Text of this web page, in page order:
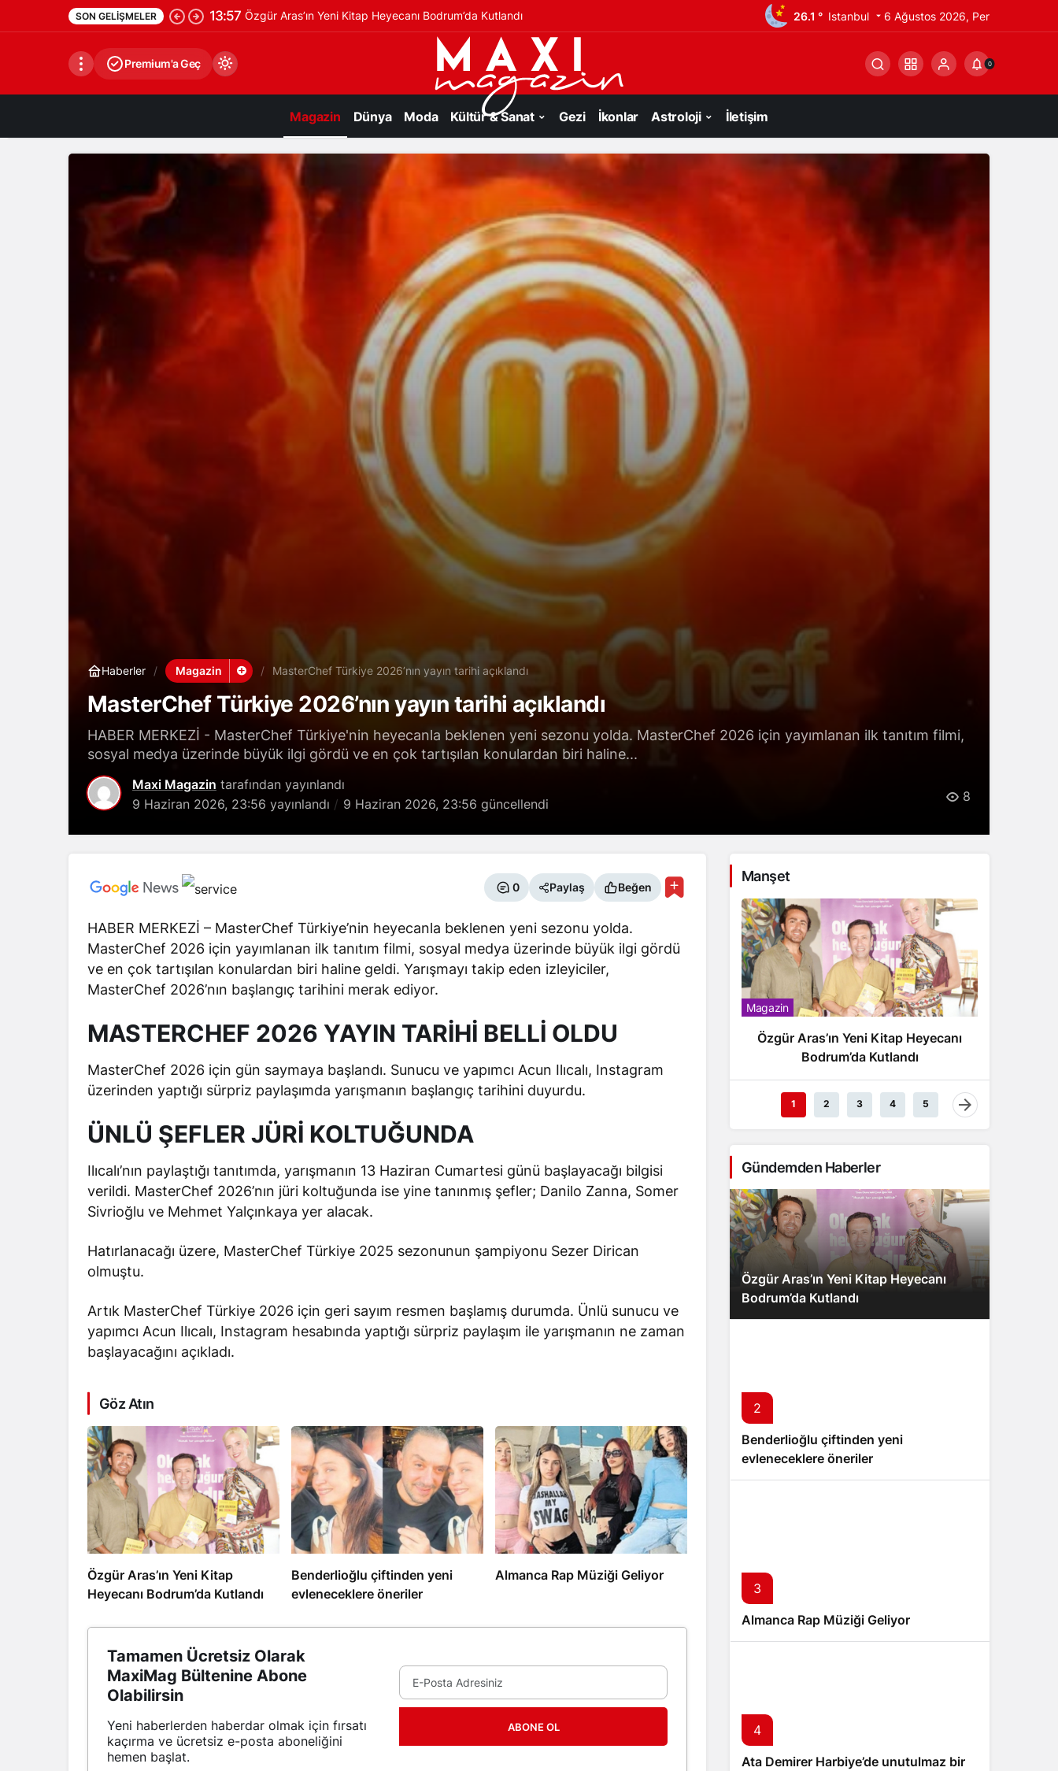
SON GELIŞMELER 9:26 Benderlioğlu çiftinden yeni evleneceklere öneriler 26.1 ° Istanbul 6 Ağustos 2026, Per
Premium'a Geç
Gündüz modunu seçin.
Gece modunu seçin.
Sistem Modu
Sistem modunu seçin.
0
Magazin Dünya Moda Kültür & Sanat Gezi İkonlar Astroloji İletişim
Haberler Magazin MasterChef Türkiye 2026’nın yayın tarihi açıklandı
MasterChef Türkiye 2026’nın yayın tarihi açıklandı
HABER MERKEZİ - MasterChef Türkiye'nin heyecanla beklenen yeni sezonu yolda. MasterChef 2026 için yayımlanan ilk tanıtım filmi,
sosyal medya üzerinde büyük ilgi gördü ve en çok tartışılan konulardan biri haline...
Maxi Magazin tarafından yayınlandı
9 Haziran 2026, 23:56 yayınlandı 9 Haziran 2026, 23:56 güncellendi 8
0 Paylaş Beğen
HABER MERKEZİ – MasterChef Türkiye’nin heyecanla beklenen yeni sezonu yolda.
MasterChef 2026 için yayımlanan ilk tanıtım filmi, sosyal medya üzerinde büyük ilgi gördü
ve en çok tartışılan konulardan biri haline geldi. Yarışmayı takip eden izleyiciler,
MasterChef 2026’nın başlangıç tarihini merak ediyor.
MASTERCHEF 2026 YAYIN TARİHİ BELLİ OLDU
MasterChef 2026 için gün saymaya başlandı. Sunucu ve yapımcı Acun Ilıcalı, Instagram
üzerinden yaptığı sürpriz paylaşımda yarışmanın başlangıç tarihini duyurdu.
ÜNLÜ ŞEFLER JÜRİ KOLTUĞUNDA
Ilıcalı’nın paylaştığı tanıtımda, yarışmanın 13 Haziran Cumartesi günü başlayacağı bilgisi
verildi. MasterChef 2026’nın jüri koltuğunda ise yine tanınmış şefler; Danilo Zanna, Somer
Sivrioğlu ve Mehmet Yalçınkaya yer alacak.
Hatırlanacağı üzere, MasterChef Türkiye 2025 sezonunun şampiyonu Sezer Dirican
olmuştu.
Artık MasterChef Türkiye 2026 için geri sayım resmen başlamış durumda. Ünlü sunucu ve
yapımcı Acun Ilıcalı, Instagram hesabında yaptığı sürpriz paylaşım ile yarışmanın ne zaman
başlayacağını açıkladı.
Göz Atın
Özgür Aras’ın Yeni Kitap
Heyecanı Bodrum’da Kutlandı
Benderlioğlu çiftinden yeni
evleneceklere öneriler
Almanca Rap Müziği Geliyor
Tamamen Ücretsiz Olarak
MaxiMag Bültenine Abone
Olabilirsin
Yeni haberlerden haberdar olmak için fırsatı
kaçırma ve ücretsiz e-posta aboneliğini
hemen başlat.
ABONE OL
Manşet
Magazin
Özgür Aras’ın Yeni Kitap Heyecanı
Bodrum’da Kutlandı
1 2 3 4 5
Gündemden Haberler
Özgür Aras’ın Yeni Kitap Heyecanı
Bodrum’da Kutlandı
2
Benderlioğlu çiftinden yeni
evleneceklere öneriler
3
Almanca Rap Müziği Geliyor
4
Ata Demirer Harbiye’de unutulmaz bir